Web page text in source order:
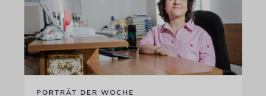
PORTRÄT DER WOCHE